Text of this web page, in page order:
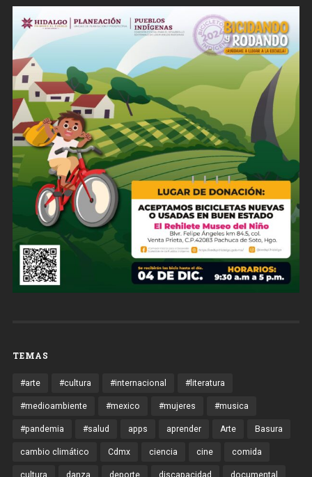
TEMAS
#arte #cultura #internacional #literatura
#medioambiente #mexico #mujeres #musica
#pandemia #salud apps aprender Arte Basura
cambio climático Cdmx ciencia cine comida
cultura danza deporte discapacidad documental